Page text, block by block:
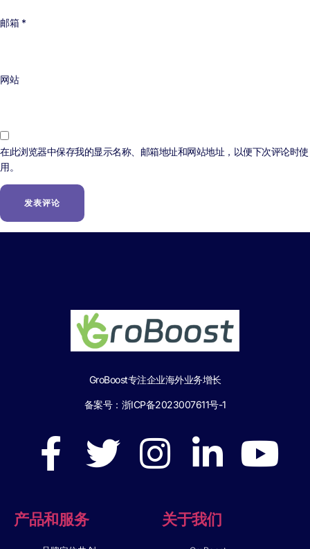
邮箱 *
网站
在此浏览器中保存我的显示名称、邮箱地址和网站地址，以便下次评论时使
用。
GroBoost专注企业海外业务增长
备案号： 浙ICP备2023007611号-1
产品和服务 关于我们